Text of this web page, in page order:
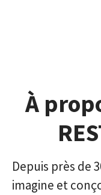
À
Depuis près de
imagine et